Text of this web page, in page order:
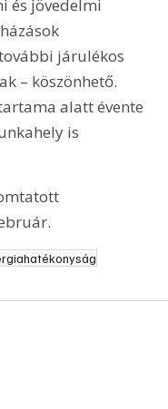
és jövedelmi
járulékos
– köszönhető.
alatt évente
is